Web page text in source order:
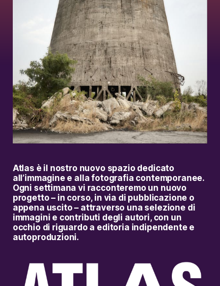
Atlas è il nostro nuovo spazio dedicato
all’immagine e alla fotografia contemporanee.
Ogni settimana vi racconteremo un nuovo
progetto – in corso, in via di pubblicazione o
appena uscito – attraverso una selezione di
immagini e contributi degli autori, con un
occhio di riguardo a editoria indipendente e
autoproduzioni.